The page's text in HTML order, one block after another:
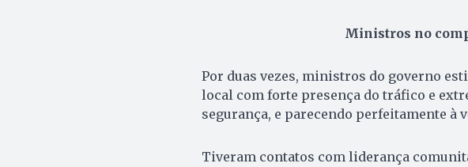
Ministros no
Por duas vezes, ministros do governo
local com forte presença do tráfico e
segurança, e parecendo perfeitamente à
Tiveram contatos com liderança